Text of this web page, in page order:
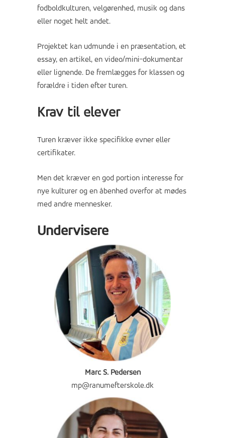
fodboldkulturen, velgørenhed, musik og dans
eller noget helt andet.
Projektet kan udmunde i en præsentation, et
essay, en artikel, en video/mini-dokumentar
eller lignende. De fremlægges for klassen og
forældre i tiden efter turen.
Krav til elever
Turen kræver ikke specifikke evner eller
certifikater.
Men det kræver en god portion interesse for
nye kulturer og en åbenhed overfor at mødes
med andre mennesker.
Undervisere
Marc S. Pedersen
mp@ranumefterskole.dk